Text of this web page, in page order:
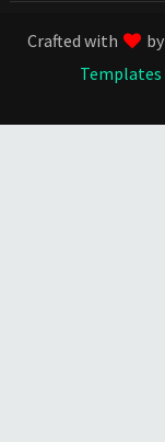
Crafted with by
Templates